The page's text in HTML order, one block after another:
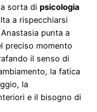
sorta di psicologia
a rispecchiarsi
punta a
preciso momento
il senso di
la fatica
la
e il bisogno di